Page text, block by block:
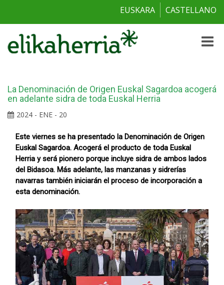
EUSKARA CASTELLANO
Toggle
La Denominación de Origen Euskal Sagardoa acogerá
en adelante sidra de toda Euskal Herria
2024 - ENE - 20
Este viernes se ha presentado la Denominación de Origen
Euskal Sagardoa. Acogerá el producto de toda Euskal
Herria y será pionero porque incluye sidra de ambos lados
del Bidasoa. Más adelante, las manzanas y sidrerías
navarras también iniciarán el proceso de incorporación a
esta denominación.